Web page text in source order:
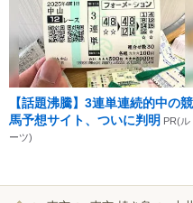
【話題沸騰】3連単連続的中の競
馬予想サイト、ついに判明 PR(ル
ーツ)